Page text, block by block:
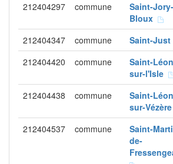
212404297 commune
Saint-
Bloux
212404347 commune Saint-Just
212404420
commune
Saint-
sur-l'Isle
212404438 commune
Saint-
sur-Vézère
212404537 commune
Saint-
de-